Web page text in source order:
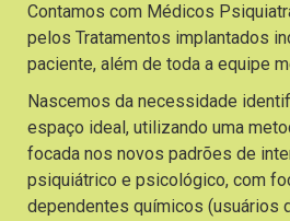
Contamos com Médicos
pelos Tratamentos implantados
paciente, além de toda a equipe
Nascemos da necessidade
espaço ideal, utilizando uma
focada nos novos padrões de
psiquiátrico e psicológico, com
dependentes químicos (usuários